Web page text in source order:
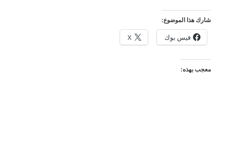
شارك هذا الموضوع:
فيس بوك X
معجب بهذه: